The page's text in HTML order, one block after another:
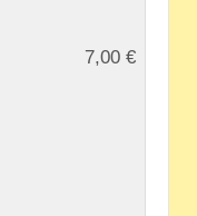
7,00 €